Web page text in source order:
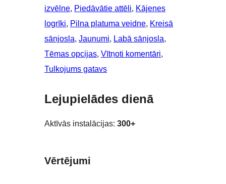
izvēlne, Piedāvātie attēli, Kājenes
logrīki, Pilna platuma veidne, Kreisā
sānjosla, Jaunumi, Labā sānjosla
Tēmas opcijas, Vītņoti komentāri
Tulkojums gatavs
Lejupielādes dienā
Aktīvās instalācijas: 300+
Vērtējumi